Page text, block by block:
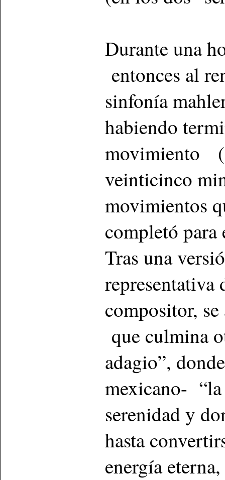
Durante una
entonces al
sinfonía
habiendo
movimiento
veinticinco
movimientos
completó para
Tras una
compositor,
que culmina
adagio”,
mexicano- “la
serenidad y
hasta
energía